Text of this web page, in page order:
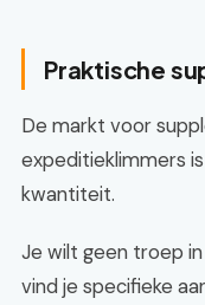
Praktische
De markt voor
expeditieklimmers
kwantiteit.
Je wilt geen troep
vind je specifieke